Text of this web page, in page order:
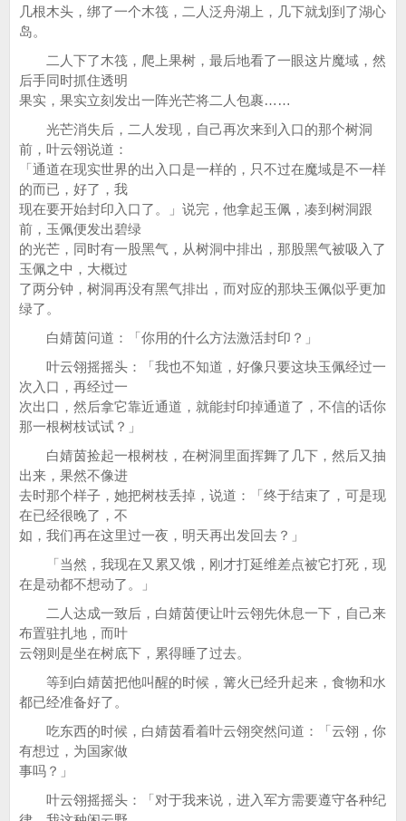
几根木头，绑了一个木筏，二人泛舟湖上，几下就划到了湖心
岛。
二人下了木筏，爬上果树，最后地看了一眼这片魔域，然
后手同时抓住透明
果实，果实立刻发出一阵光芒将二人包裹……
光芒消失后，二人发现，自己再次来到入口的那个树洞
前，叶云翎说道：
「通道在现实世界的出入口是一样的，只不过在魔域是不一样
的而已，好了，我
现在要开始封印入口了。」说完，他拿起玉佩，凑到树洞跟
前，玉佩便发出碧绿
的光芒，同时有一股黑气，从树洞中排出，那股黑气被吸入了
玉佩之中，大概过
了两分钟，树洞再没有黑气排出，而对应的那块玉佩似乎更加
绿了。
白婧茵问道：「你用的什么方法激活封印？」
叶云翎摇摇头：「我也不知道，好像只要这块玉佩经过一
次入口，再经过一
次出口，然后拿它靠近通道，就能封印掉通道了，不信的话你
那一根树枝试试？」
白婧茵捡起一根树枝，在树洞里面挥舞了几下，然后又抽
出来，果然不像进
去时那个样子，她把树枝丢掉，说道：「终于结束了，可是现
在已经很晚了，不
如，我们再在这里过一夜，明天再出发回去？」
「当然，我现在又累又饿，刚才打延维差点被它打死，现
在是动都不想动了。」
二人达成一致后，白婧茵便让叶云翎先休息一下，自己来
布置驻扎地，而叶
云翎则是坐在树底下，累得睡了过去。
等到白婧茵把他叫醒的时候，篝火已经升起来，食物和水
都已经准备好了。
吃东西的时候，白婧茵看着叶云翎突然问道：「云翎，你
有想过，为国家做
事吗？」
叶云翎摇摇头：「对于我来说，进入军方需要遵守各种纪